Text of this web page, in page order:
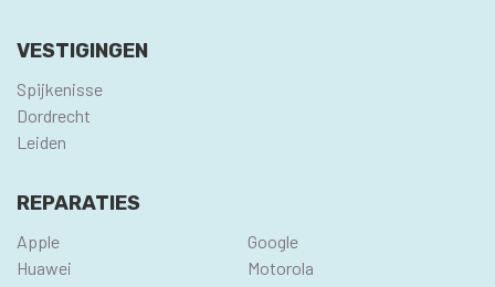
VESTIGINGEN
Spijkenisse
Dordrecht
Leiden
REPARATIES
Apple
Google
Huawei
Motorola